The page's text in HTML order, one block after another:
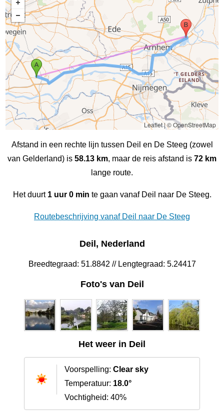
Leaflet|© OpenStreetMap
Afstand in een rechte lijn tussen Deil en De Steeg (zowel
van Gelderland) is 58.13 km, maar de reis afstand is 72 km
lange route.
Het duurt 1 uur 0 min te gaan vanaf Deil naar De Steeg.
Routebeschrijving vanaf Deil naar De Steeg
Deil, Nederland
Breedtegraad: 51.8842 // Lengtegraad: 5.24417
Foto's van Deil
Het weer in Deil
Voorspelling: Clear sky
Temperatuur: 18.0°
Vochtigheid: 40%